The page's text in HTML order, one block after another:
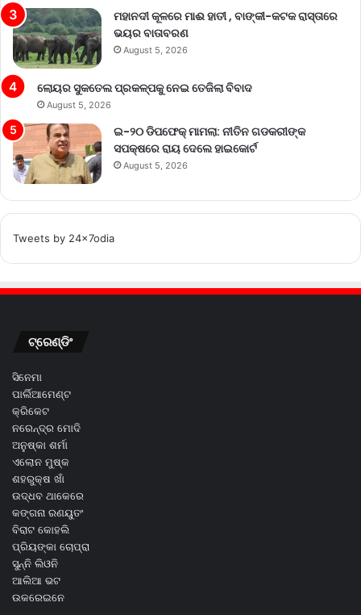
ମହାନଦୀ କୂଳରେ ମାଈ ହାତୀ , ବାଙ୍କୀ-କଟକ ରାସ୍ତାରେ
ଭୟର ବାତାବରଣ
August 5, 2026
ଲୋୟର ସୁକତେଲ ପ୍ରକଳ୍ପକୁ ନେଇ ତେଜିଲା ବିବାଦ
August 5, 2026
ଇ-୨୦ ଡିପଫେକ୍ ମାମଲା: ନୀତିନ ଗଡକରୀଙ୍କ
ସପକ୍ଷରେ ରାୟ ଦେଲେ ହାଇକୋର୍ଟ
August 5, 2026
Tweets by 24x7odia
ଟ୍ରେଣ୍ଡିଂ
ସିନେମା
ପାର୍ଲିଆମେଣ୍ଟ
କ୍ରିକେଟ
ନରେନ୍ଦ୍ର ମୋଦି
ଅନୁଷ୍କା ଶର୍ମା
ଏଲୋନ ମୁଷ୍କ
ଶହରୁକ୍ଷ ଖାଁ
ଉଦ୍ଧବ ଥାକେରେ
କଙ୍ଗନା ରଣୟୁତଂ
ବିରାଟ କୋହଲି
ପ୍ରିୟଙ୍କା ଚୋପ୍ରା
ସୁନ୍ନି ଲିଓନି
ଆଲିଆ ଭଟ
ଉକରେଇନେ